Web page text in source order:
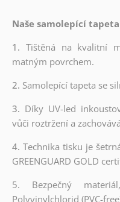
Naše samolepící
1. Tištěná na kvalitní
matným povrchem.
2. Samolepící tapeta se
3. Díky UV-led
vůči roztržení a
4. Technika tisku je
GREENGUARD GOLD
5. Bezpečný
Polyvinylchlorid (PVC-